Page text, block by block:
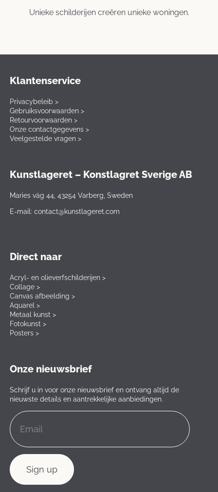
Unieke schilderijen creëren unieke woningen.
Klantenservice
Privacybeleib >
Gebruiksvoorwaarden >
Retourvoorwaarden >
Onze contactgegevens >
Veelgestelde vragen >
Kunstlageret – Konstlagret Sverige AB
Maries väg 44, 43254 Varberg, Sweden
E-mail: contact@kunstlageret.com
Direct naar
Acryl- en olieverfschilderijen >
Collage >
Canvas afbeelding >
Aquarel >
Metaal kunst >
Fotokunst >
Posters >
Onze nieuwsbrief
Schrijf u in voor onze nieuwsbrief en ontvang altijd de
nieuwste details en aantrekkelijke aanbiedingen.